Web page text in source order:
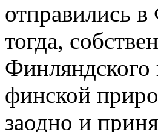
отправились
тогда,
Финляндского
финской
заодно и